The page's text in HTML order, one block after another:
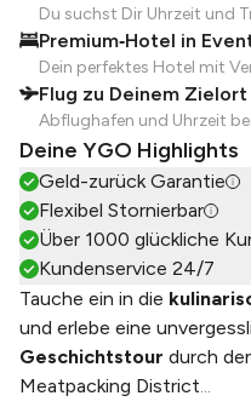
Du suchst Dir Uhrzeit und
Premium‑Hotel in
Dein perfektes Hotel mit
Flug zu Deinem Zielort
Abflughafen und Uhrzeit
Deine YGO Highlights
Geld-zurück Garantie
Flexibel Stornierbar
Über 1000 glückliche
Kundenservice 24/7
Tauche ein in die
und erlebe eine
Geschichtstour durch
Meatpacking District...